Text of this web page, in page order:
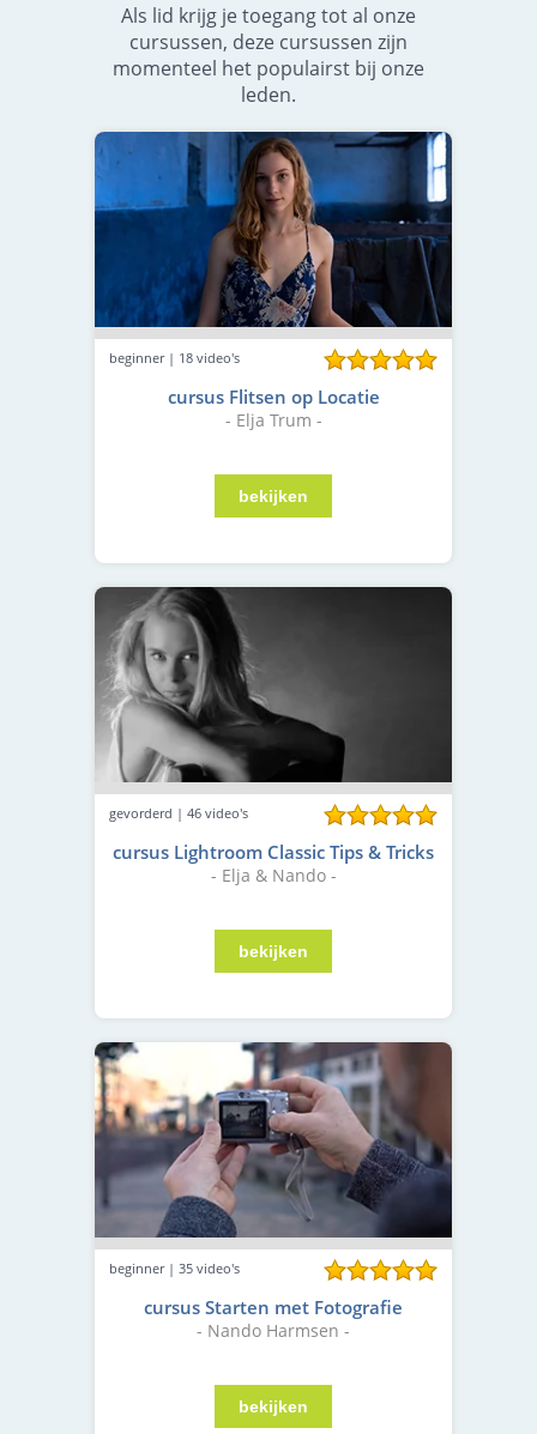
Als lid krijg je toegang tot al onze
cursussen, deze cursussen zijn
momenteel het populairst bij onze
leden.
beginner | 18 video's
cursus Flitsen op Locatie
- Elja Trum -
gevorderd | 46 video's
cursus Lightroom Classic Tips & Tricks
- Elja & Nando -
beginner | 35 video's
cursus Starten met Fotografie
- Nando Harmsen -